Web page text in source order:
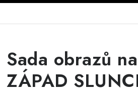
Sada obrazů
ZÁPAD